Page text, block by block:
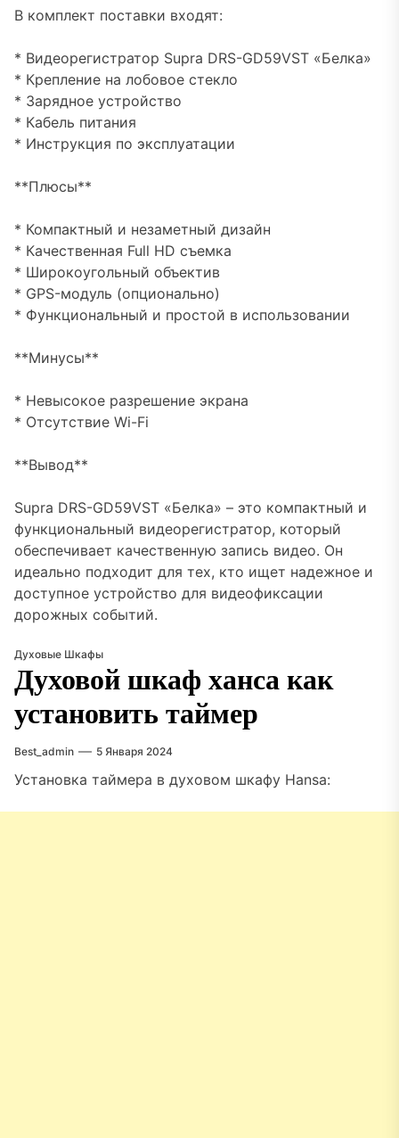
В комплект поставки входят:
* Видеорегистратор Supra DRS-GD59VST «Белка»
* Крепление на лобовое стекло
* Зарядное устройство
* Кабель питания
* Инструкция по эксплуатации
**Плюсы**
* Компактный и незаметный дизайн
* Качественная Full HD съемка
* Широкоугольный объектив
* GPS-модуль (опционально)
* Функциональный и простой в использовании
**Минусы**
* Невысокое разрешение экрана
* Отсутствие Wi-Fi
**Вывод**
Supra DRS-GD59VST «Белка» – это компактный и
функциональный видеорегистратор, который
обеспечивает качественную запись видео. Он
идеально подходит для тех, кто ищет надежное и
доступное устройство для видеофиксации
дорожных событий.
Духовые Шкафы
Духовой шкаф ханса как
установить таймер
Best_admin 5 Января 2024
Установка таймера в духовом шкафу Hansa: